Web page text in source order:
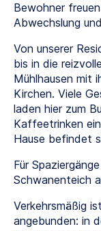
Bewohner
Abwechslung
Von unserer
bis in die
Mühlhausen mit
Kirchen. Viele
laden hier zum
Kaffeetrinken
Hause befindet
Für
Schwanenteich
Verkehrsmäßig
angebunden: in